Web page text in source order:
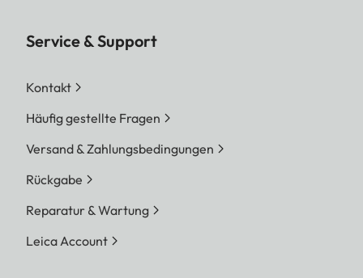
Service & Support
Kontakt
Häufig gestellte Fragen
Versand & Zahlungsbedingungen
Rückgabe
Reparatur & Wartung
Leica Account